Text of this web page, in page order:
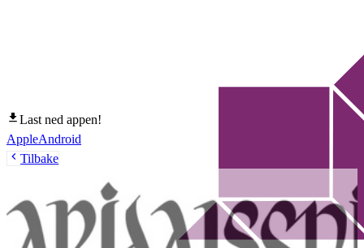
Last ned appen!
AppleAndroid
Tilbake